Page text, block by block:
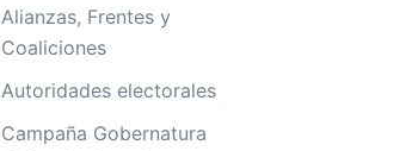
Alianzas, Frentes y
Coaliciones
Autoridades electorales
Campaña Gobernatura